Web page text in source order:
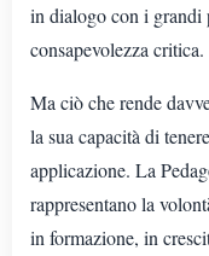
in dialogo con i grandi
consapevolezza critica.
Ma ciò che rende
la sua capacità di
applicazione. La
rappresentano la
in formazione, in